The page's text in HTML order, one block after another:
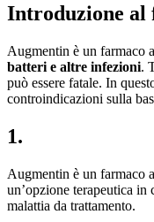
Introduzione al
Augmentin è un farmaco
batteri e altre infezioni.
può essere fatale. In
controindicazioni sulla
1.
Augmentin è un farmaco
un’opzione terapeutica in
malattia da trattamento.